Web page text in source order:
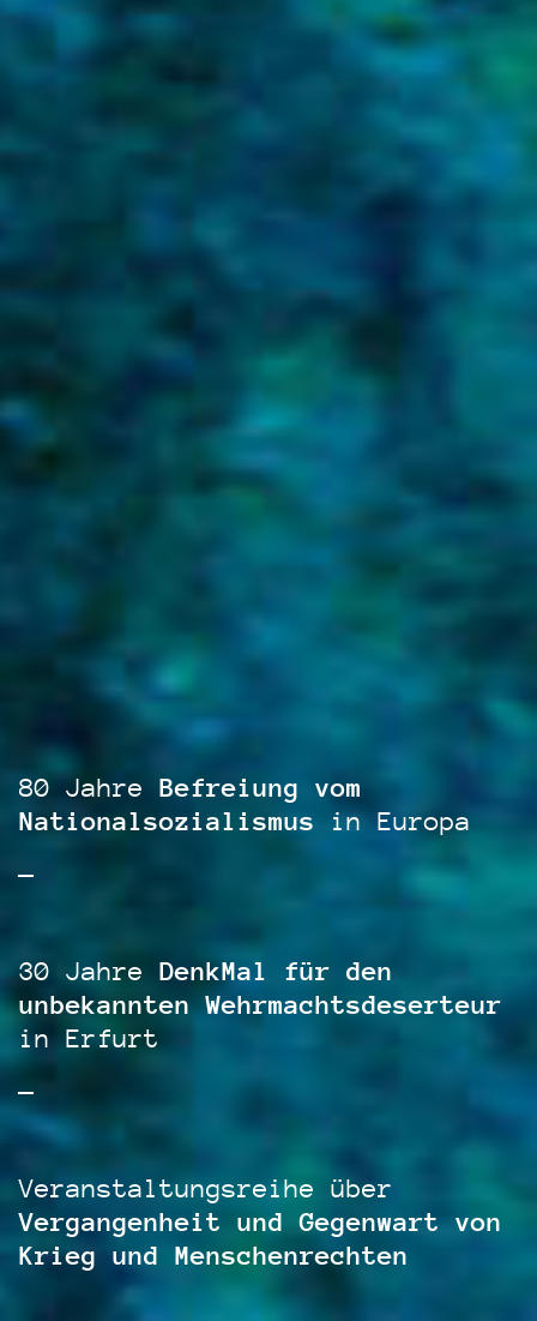
80 Jahre Befreiung vom
Nationalsozialismus in Europa
—
30 Jahre DenkMal für den
unbekannten Wehrmachtsdeserteur
in Erfurt
—
Veranstaltungsreihe über
Vergangenheit und Gegenwart von
Krieg und Menschenrechten